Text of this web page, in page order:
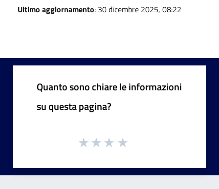
Ultimo aggiornamento: 30 dicembre 2025, 08:22
Quanto sono chiare le informazioni
su questa pagina?